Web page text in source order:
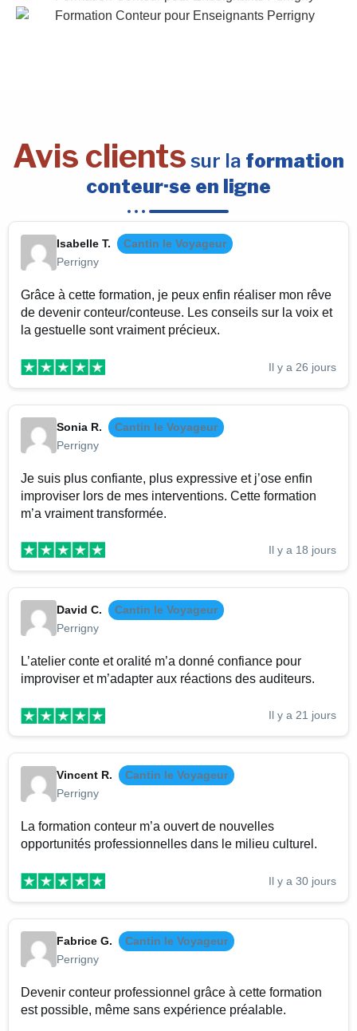
Avis clients sur la formation
conteur·se en ligne
Isabelle T.
Cantin le Voyageur
Perrigny
Grâce à cette formation, je peux enfin réaliser mon rêve
de devenir conteur/conteuse. Les conseils sur la voix et
la gestuelle sont vraiment précieux.
Il y a 26 jours
Sonia R.
Cantin le Voyageur
Perrigny
Je suis plus confiante, plus expressive et j’ose enfin
improviser lors de mes interventions. Cette formation
m’a vraiment transformée.
Il y a 18 jours
David C.
Cantin le Voyageur
Perrigny
L’atelier conte et oralité m’a donné confiance pour
improviser et m’adapter aux réactions des auditeurs.
Il y a 21 jours
Vincent R.
Cantin le Voyageur
Perrigny
La formation conteur m’a ouvert de nouvelles
opportunités professionnelles dans le milieu culturel.
Il y a 30 jours
Fabrice G.
Cantin le Voyageur
Perrigny
Devenir conteur professionnel grâce à cette formation
est possible, même sans expérience préalable.